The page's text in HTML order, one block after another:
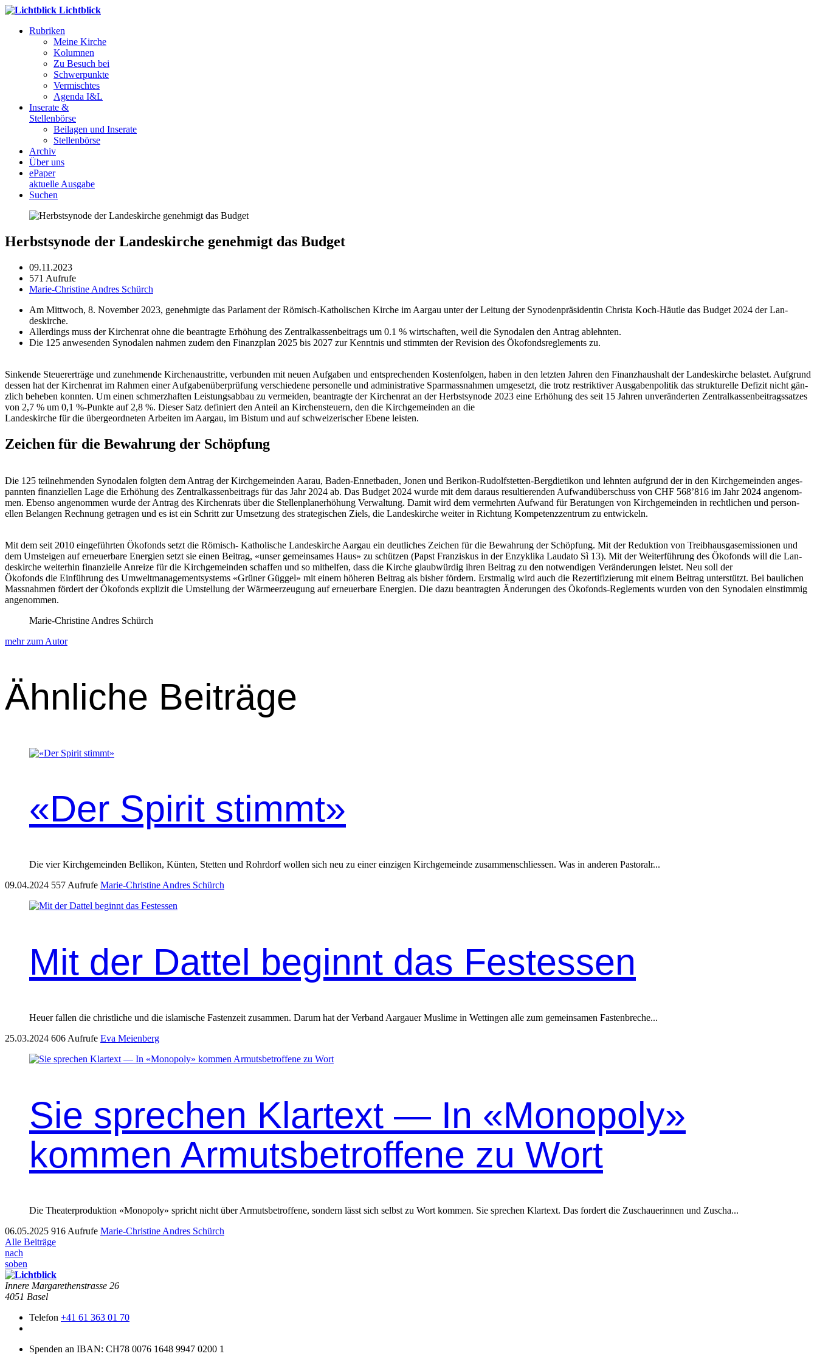
Lichtblick
Rubriken
Meine Kirche
Kolumnen
Zu Besuch bei
Schwerpunkte
Vermischtes
Agenda I&L
Inserate &
Stellenbörse
Beilagen und Inserate
Stellenbörse
Archiv
Über uns
ePaper
aktuelle Ausgabe
Suchen
Herbstsynode der Landeskirche genehmigt das Budget
09.11.2023
571 Aufrufe
Marie-Christine Andres Schürch
Am Mittwoch, 8. Novem­ber 2023, genehmigte das Par­la­ment der Römisch-Katholis­chen Kirche im Aar­gau unter der Leitung der Syn­oden­präsi­dentin Christa Koch-Häut­le das Bud­get 2024 der Lan­
deskirche.
Allerd­ings muss der Kirchen­rat ohne die beantragte Erhöhung des Zen­tralka­ssen­beitrags um 0.1 % wirtschaften, weil die Syn­odalen den Antrag ablehn­ten.
Die 125 anwe­senden Syn­odalen nah­men zudem den Finanz­plan 2025 bis 2027 zur Ken­nt­nis und stimmten der Revi­sion des Öko­fond­sre­gle­ments zu.
Sink­ende Steuer­erträge und zunehmende Kirchenaus­tritte, ver­bun­den mit neuen Auf­gaben und entsprechen­den Kosten­fol­gen, haben in den let­zten Jahren den Finanzhaushalt der Lan­deskirche belastet. Auf­grund
dessen hat der Kirchen­rat im Rah­men ein­er Auf­gabenüber­prü­fung ver­schiedene per­son­elle und admin­is­tra­tive Spar­mass­nah­men umge­set­zt, die trotz restrik­tiv­er Aus­gaben­poli­tik das struk­turelle Defiz­it nicht gän­
zlich beheben kon­nten. Um einen schmerzhaften Leis­tungsab­bau zu ver­mei­den, beantragte der Kirchen­rat an der Herb­st­syn­ode 2023 eine Erhöhung des seit 15 Jahren unverän­derten Zen­tralka­ssen­beitragssatzes
von 2,7 % um 0,1 %-Punk­te auf 2,8 %. Dieser Satz definiert den Anteil an Kirchen­s­teuern, den die Kirchge­mein­den an die
Lan­deskirche für die über­ge­ord­neten Arbeit­en im Aar­gau, im Bis­tum und auf schweiz­erisch­er Ebene leis­ten.
Zeichen für die Bewahrung der Schöpfung
Die 125 teil­nehmenden Syn­odalen fol­gten dem Antrag der Kirchge­mein­den Aarau, Baden-Ennet­baden, Jonen und Berikon-Rudolf­stet­ten-Bergdi­etikon und lehn­ten auf­grund der in den Kirchge­mein­den anges­
pan­nten finanziellen Lage die Erhöhung des Zen­tralka­ssen­beitrags für das Jahr 2024 ab. Das Bud­get 2024 wurde mit dem daraus resul­tieren­den Aufwandüber­schuss von CHF 568’816 im Jahr 2024 angenom­
men. Eben­so angenom­men wurde der Antrag des Kirchen­rats über die Stel­len­plan­er­höhung Ver­wal­tung. Damit wird dem ver­mehrten Aufwand für Beratun­gen von Kirchge­mein­den in rechtlichen und per­son­
ellen Belan­gen Rech­nung getra­gen und es ist ein Schritt zur Umset­zung des strate­gis­chen Ziels, die Lan­deskirche weit­er in Rich­tung Kom­pe­tenzzen­trum zu entwick­eln.
Mit dem seit 2010 einge­führten Öko­fonds set­zt die Römisch- Katholis­che Lan­deskirche Aar­gau ein deut­lich­es Zeichen für die Bewahrung der Schöp­fung. Mit der Reduk­tion von Treib­haus­gase­mis­sio­nen und
dem Umsteigen auf erneuer­bare Energien set­zt sie einen Beitrag, «unser gemein­sames Haus» zu schützen (Papst Franziskus in der Enzyk­li­ka Lauda­to Sì 13). Mit der Weit­er­führung des Öko­fonds will die Lan­
deskirche weit­er­hin finanzielle Anreize für die Kirchge­mein­den schaf­fen und so mithelfen, dass die Kirche glaub­würdig ihren Beitrag zu den notwendi­gen Verän­derun­gen leis­tet. Neu soll der
Öko­fonds die Ein­führung des Umwelt­man­age­mentsys­tems «Grün­er Güggel» mit einem höheren Beitrag als bish­er fördern. Erst­ma­lig wird auch die Rez­er­ti­fizierung mit einem Beitrag unter­stützt. Bei baulichen
Mass­nah­men fördert der Öko­fonds expliz­it die Umstel­lung der Wärmeerzeu­gung auf erneuer­bare Energien. Die dazu beantragten Änderun­gen des Öko­fonds-Regle­ments wur­den von den Syn­odalen ein­stim­mig
angenom­men.
Marie-Christine Andres Schürch
mehr zum Autor
Ähnliche Beiträge
«Der Spirit stimmt»
Die vier Kirchge­mein­den Bel­likon, Kün­ten, Stet­ten und Rohrdorf wollen sich neu zu ein­er einzi­gen Kirchge­meinde zusam­men­schliessen. Was in anderen Pas­toral­r...
09.04.2024 557 Aufrufe Marie-Christine Andres Schürch
Mit der Dattel beginnt das Festessen
Heuer fall­en die christliche und die islamis­che Fas­ten­zeit zusam­men. Darum hat der Ver­band Aar­gauer Mus­lime in Wet­tin­gen alle zum gemein­samen Fas­ten­breche...
25.03.2024 606 Aufrufe Eva Meienberg
Sie sprechen Klartext — In «Monopoly»
kommen Armutsbetroffene zu Wort
Die Theaterproduktion «Monopoly» spricht nicht über Armutsbetroffene, sondern lässt sich selbst zu Wort kommen. Sie sprechen Klartext. Das fordert die Zuschauerinnen und Zuscha...
06.05.2025 916 Aufrufe Marie-Christine Andres Schürch
Alle Beiträge
nach
soben
Innere Mar­garethen­strasse 26
4051 Basel
Telefon +41 61 363 01 70
Spenden an IBAN: CH78 0076 1648 9947 0200 1